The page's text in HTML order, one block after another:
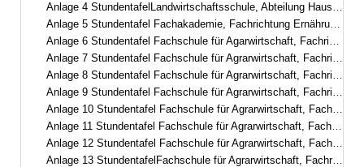
Anlage 4 StundentafelLandwirtschaftsschule, Abteilung Hauswirtschaft, einsemestrig– Fachschule für Ernährung und Haushaltsführung –
Anlage 5 Stundentafel Fachakademie, Fachrichtung Ernährungs- und Versorgungsmanagement
Anlage 6 Stundentafel Fachschule für Agarwirtschaft, Fachrichtung Garten- und Landschaftsbau, zweisemestrig
Anlage 7 Stundentafel Fachschule für Agrarwirtschaft, Fachrichtung Garten- und Landschaftsbau, dreisemestrig
Anlage 8 Stundentafel Fachschule für Agrarwirtschaft, Fachrichtung Garten- und Landschaftsbau, Fachgebiet Management und Gestaltung
Anlage 9 Stundentafel Fachschule für Agrarwirtschaft, Fachrichtung Garten- und Landschaftsbau, zweisemestrig mit E-learning-Phasen
Anlage 10 Stundentafel Fachschule für Agrarwirtschaft, Fachrichtung Gartenbau, Fachgebiet Zierpflanzenbau/Management und Gestaltung
Anlage 11 Stundentafel Fachschule für Agrarwirtschaft, Fachrichtung Gartenbau, Fachgebiet Staudengärtnerei/Management und Gestaltung
Anlage 12 Stundentafel Fachschule für Agrarwirtschaft, Fachrichtung Gartenbau, Fachgebiet Gemüsebau
Anlage 13 StundentafelFachschule für Agrarwirtschaft, Fachrichtung ökologischer Landbau